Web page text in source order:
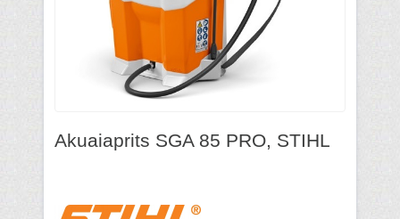
Akuaiaprits SGA 85 PRO, STIHL